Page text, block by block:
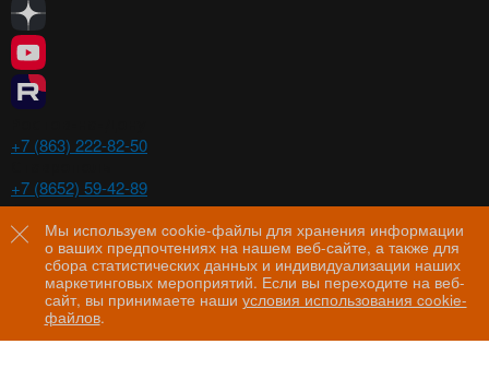
Мы используем cookie-файлы для хранения информации
о ваших предпочтениях на нашем веб-сайте, а также для
сбора статистических данных и индивидуализации наших
маркетинговых мероприятий. Если вы переходите на веб-
сайт, вы принимаете наши условия использования cookie-
файлов.
+7 (863) 222-82-50
+7 (8652) 59-42-89
Волгоград
+7 (8442) 29-00-21
Пятигорск
+7 (8793) 97-60-44